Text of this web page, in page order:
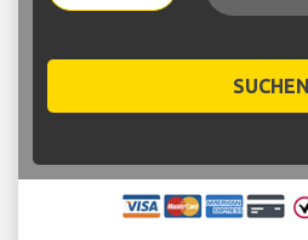
SUCHEN